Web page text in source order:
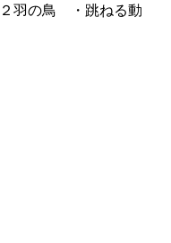
羽の鳥 ・跳ねる動